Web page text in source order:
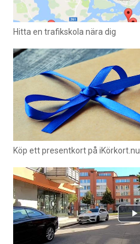
Hitta en trafikskola nära dig
Köp ett presentkort på iKörkort.nu